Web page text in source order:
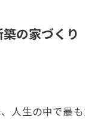
の家づくり
人生の中で最